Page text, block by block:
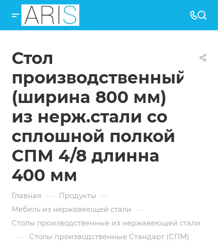
Стол
производственный
(ширина 800 мм)
из нерж.стали со
сплошной полкой
СПМ 4/8 длинна
400 мм
Главная — Продукты —
Мебель из нержавеющей стали —
Столы производственные из нержавеющей стали
— Столы производственные Стандарт (СПМ)